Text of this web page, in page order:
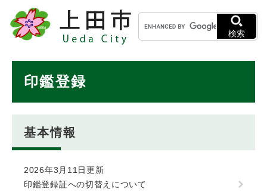
メニューを飛ばして本文へ
キ
ー
ワ
検索
印鑑登録
基本情報
2026年3月11日更新
印鑑登録証への切替えについて